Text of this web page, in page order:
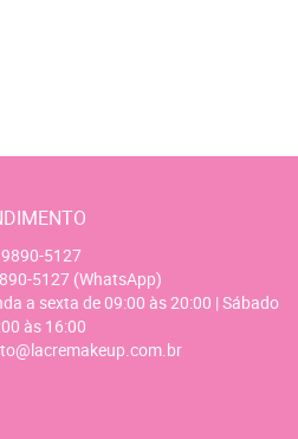
5127
5127 (WhatsApp)
a sexta de 09:00 às 20:00 | Sábado
às 16:00